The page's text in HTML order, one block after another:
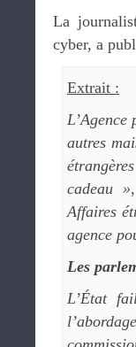
La
cyber, a
Extrait :
L’Agence
autres
cadeau
Affaires
agence
Les
L’État